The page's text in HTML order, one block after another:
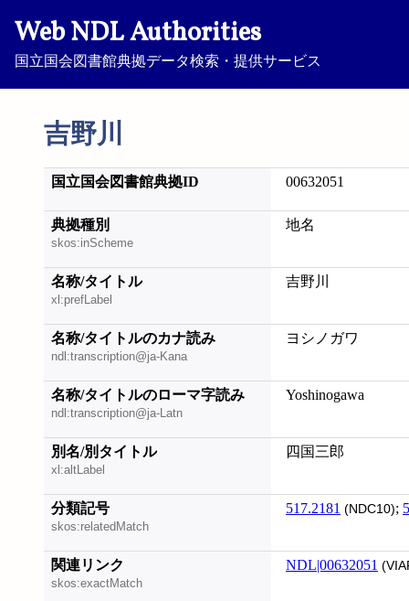
Web NDL Authorities
国立国会図書館典拠データ検索・提供サービス
吉野川
国立国会図書館典拠ID 00632051
典拠種別
skos:inScheme
地名
名称/タイトル
xl:prefLabel
吉野川
名称/タイトルのカナ読み
ndl:transcription@ja-Kana
ヨシノガワ
名称/タイトルのローマ字読み
ndl:transcription@ja-Latn
Yoshinogawa
別名/別タイトル
xl:altLabel
四国三郎
分類記号
skos:relatedMatch
517.2181 (NDC10);
関連リンク
skos:exactMatch
NDL|00632051